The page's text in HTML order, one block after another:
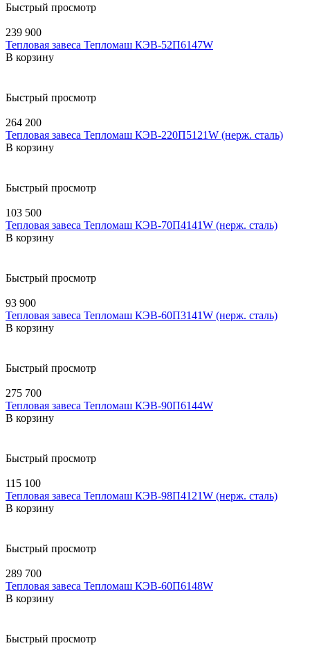
Быстрый просмотр
239 900
Тепловая завеса Тепломаш КЭВ-52П6147W
В корзину
Быстрый просмотр
264 200
Тепловая завеса Тепломаш КЭВ-220П5121W (нерж. сталь)
В корзину
Быстрый просмотр
103 500
Тепловая завеса Тепломаш КЭВ-70П4141W (нерж. сталь)
В корзину
Быстрый просмотр
93 900
Тепловая завеса Тепломаш КЭВ-60П3141W (нерж. сталь)
В корзину
Быстрый просмотр
275 700
Тепловая завеса Тепломаш КЭВ-90П6144W
В корзину
Быстрый просмотр
115 100
Тепловая завеса Тепломаш КЭВ-98П4121W (нерж. сталь)
В корзину
Быстрый просмотр
289 700
Тепловая завеса Тепломаш КЭВ-60П6148W
В корзину
Быстрый просмотр